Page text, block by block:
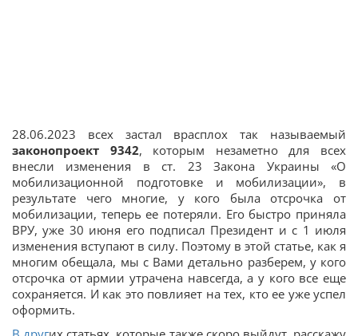
28.06.2023 всех застал врасплох так называемый
законопроект 9342, которым незаметно для всех
внесли изменения в ст. 23 Закона Украины «О
мобилизационной подготовке и мобилизации», в
результате чего многие, у кого была отсрочка от
мобилизации, теперь ее потеряли. Его быстро приняла
ВРУ, уже 30 июня его подписал Президент и с 1 июля
изменения вступают в силу. Поэтому в этой статье, как я
многим обещала, мы с Вами детально разберем, у кого
отсрочка от армии утрачена навсегда, а у кого все еще
сохраняется. И как это повлияет на тех, кто ее уже успел
оформить.